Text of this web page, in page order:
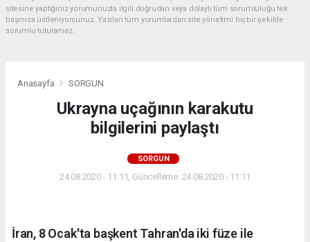
sitesine yaptığınız yorumunuzla ilgili doğrudan veya dolaylı tüm sorumluluğu tek
başınıza üstleniyorsunuz. Yazılan tüm yorumlardan site yönetimi hiçbir şekilde
sorumlu tutulamaz.
Anasayfa SORGUN
Ukrayna uçağının karakutu
bilgilerini paylaştı
SORGUN
24.08.2020 - 11:11, Güncelleme: 24.08.2020 - 11:11
İran, 8 Ocak'ta başkent Tahran'da iki füze ile